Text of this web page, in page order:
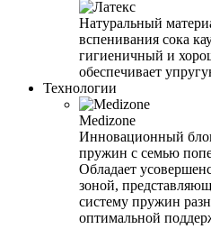
Натуральный
вспенивания сока
гигиеничный и
обеспечивает
Технологии
Medizone
Инновационный
пружин с семью
Обладает
зоной,
систему пружин
оптимальной